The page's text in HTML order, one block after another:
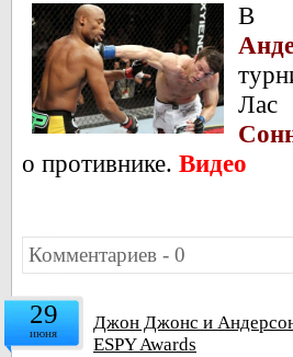
В
Лас
о противнике. Видео
Комментариев - 0
29
июня
Джон Джонс и
ESPY Awards